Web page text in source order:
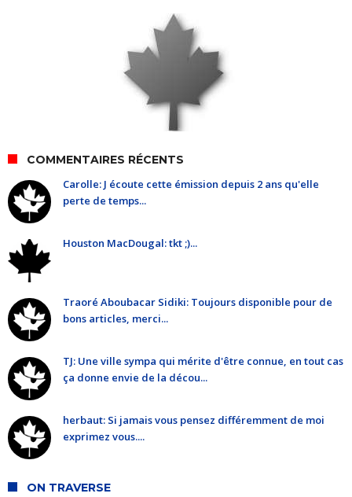
COMMENTAIRES RÉCENTS
Carolle: J écoute cette émission depuis 2 ans qu'elle
perte de temps...
Houston MacDougal: tkt ;)...
Traoré Aboubacar Sidiki: Toujours disponible pour de
bons articles, merci...
TJ: Une ville sympa qui mérite d'être connue, en tout cas
ça donne envie de la décou...
herbaut: Si jamais vous pensez différemment de moi
exprimez vous....
ON TRAVERSE